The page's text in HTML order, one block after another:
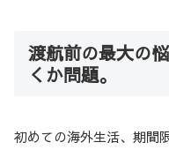
渡航前の最大の
くか問題。
初めての海外生活、期間